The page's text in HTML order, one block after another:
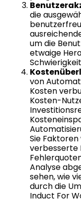
die
um die
etwaige
von
Kosten
Kosten-
Sie
verbesserte
Analyse
sehen, wie
durch die
Induct For